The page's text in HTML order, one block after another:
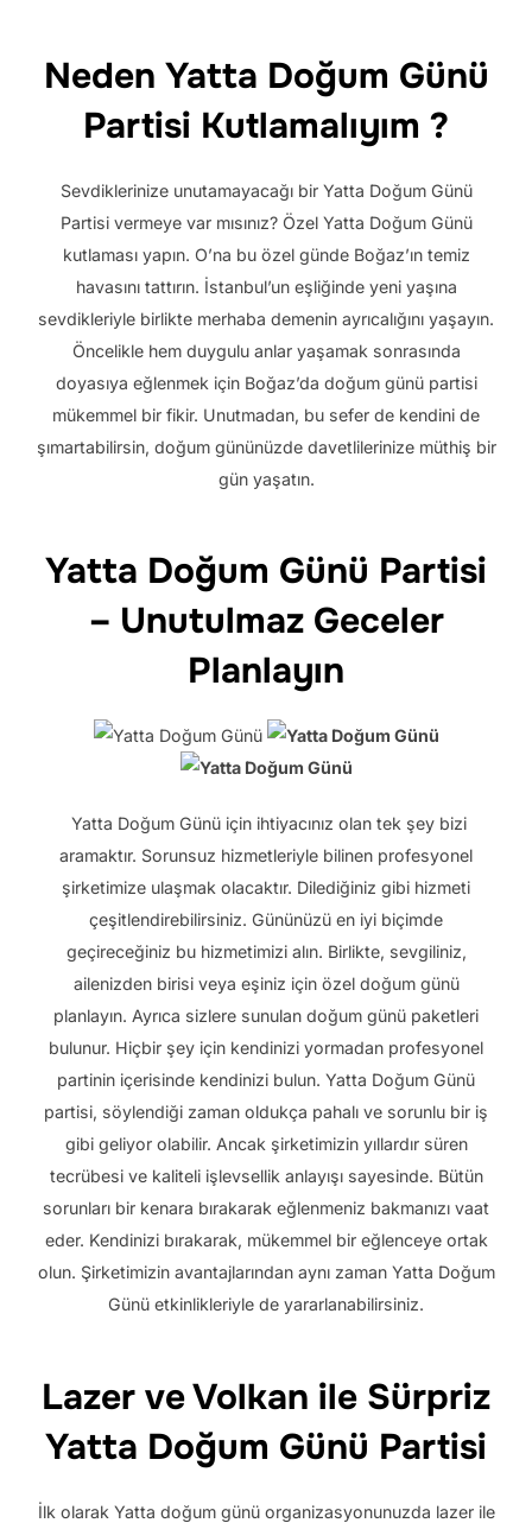
Neden Yatta Doğum Günü
Partisi Kutlamalıyım ?
Sevdiklerinize unutamayacağı bir Yatta Doğum Günü
Partisi vermeye var mısınız? Özel Yatta Doğum Günü
kutlaması yapın. O’na bu özel günde Boğaz’ın temiz
havasını tattırın. İstanbul’un eşliğinde yeni yaşına
sevdikleriyle birlikte merhaba demenin ayrıcalığını yaşayın.
Öncelikle hem duygulu anlar yaşamak sonrasında
doyasıya eğlenmek için Boğaz’da doğum günü partisi
mükemmel bir fikir. Unutmadan, bu sefer de kendini de
şımartabilirsin, doğum gününüzde davetlilerinize müthiş bir
gün yaşatın.
Yatta Doğum Günü Partisi
– Unutulmaz Geceler
Planlayın
Yatta Doğum Günü için ihtiyacınız olan tek şey bizi
aramaktır. Sorunsuz hizmetleriyle bilinen profesyonel
şirketimize ulaşmak olacaktır. Dilediğiniz gibi hizmeti
çeşitlendirebilirsiniz. Gününüzü en iyi biçimde
geçireceğiniz bu hizmetimizi alın. Birlikte, sevgiliniz,
ailenizden birisi veya eşiniz için özel doğum günü
planlayın. Ayrıca sizlere sunulan doğum günü paketleri
bulunur. Hiçbir şey için kendinizi yormadan profesyonel
partinin içerisinde kendinizi bulun. Yatta Doğum Günü
partisi, söylendiği zaman oldukça pahalı ve sorunlu bir iş
gibi geliyor olabilir. Ancak şirketimizin yıllardır süren
tecrübesi ve kaliteli işlevsellik anlayışı sayesinde. Bütün
sorunları bir kenara bırakarak eğlenmeniz bakmanızı vaat
eder. Kendinizi bırakarak, mükemmel bir eğlenceye ortak
olun. Şirketimizin avantajlarından aynı zaman Yatta Doğum
Günü etkinlikleriyle de yararlanabilirsiniz.
Lazer ve Volkan ile Sürpriz
Yatta Doğum Günü Partisi
İlk olarak Yatta doğum günü organizasyonunuzda lazer ile